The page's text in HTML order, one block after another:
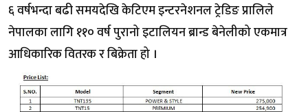
६ वर्षभन्दा बढी समयदेखि केटिएम इन्टरनेशनल ट्रेडिङ प्रालिले
नेपालका लागि ११० वर्ष पुरानो इटालियन ब्रान्ड बेनेलीको एकमात्र
आधिकारिक वितरक र बिक्रेता हो ।